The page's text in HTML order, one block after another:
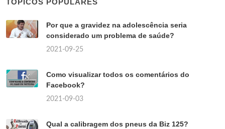
Por que a gravidez na adolescência seria
considerado um problema de saúde?
2021-09-25
Como visualizar todos os comentários do
Facebook?
2021-09-03
Qual a calibragem dos pneus da Biz 125?